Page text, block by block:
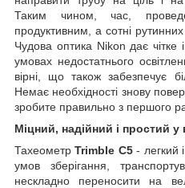
Таким чином, час,
продуктивним, а сотні
Чудова оптика Nikon дає чітке
умовах недостатнього
вірні, що також забезпечує
Немає необхідності знову
зробите правильно з першого
Міцний, надійний і простий у
ТахеометрTrimble C5- легкий
умов зберігання,
нескладно переносити на